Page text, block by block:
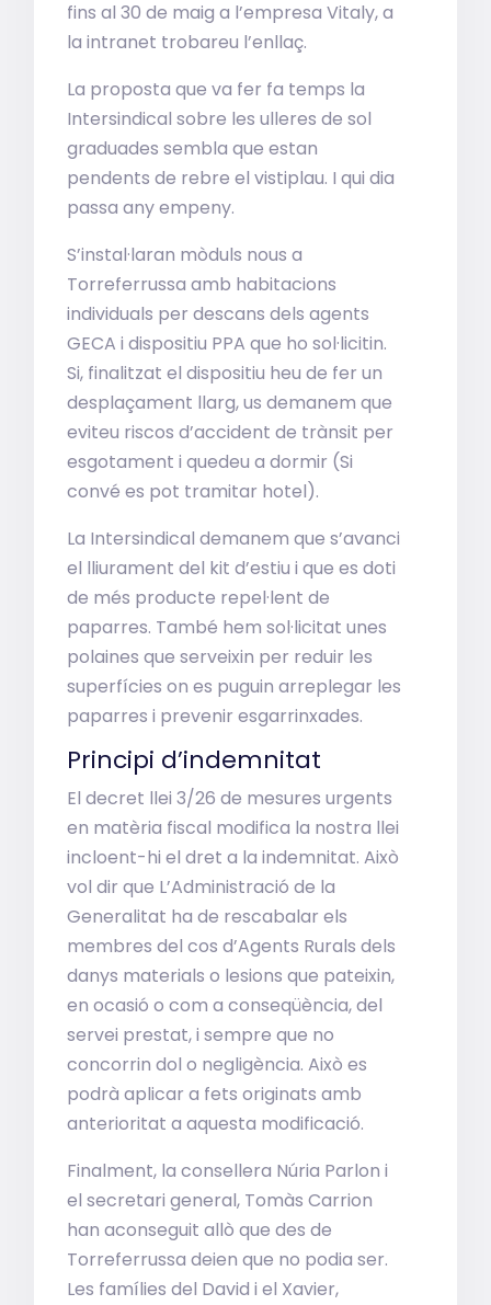
fins al 30 de maig a l’empresa Vitaly, a
la intranet trobareu l’enllaç.
La proposta que va fer fa temps la
Intersindical sobre les ulleres de sol
graduades sembla que estan
pendents de rebre el vistiplau. I qui dia
passa any empeny.
S’instal·laran mòduls nous a
Torreferrussa amb habitacions
individuals per descans dels agents
GECA i dispositiu PPA que ho sol·licitin.
Si, finalitzat el dispositiu heu de fer un
desplaçament llarg, us demanem que
eviteu riscos d’accident de trànsit per
esgotament i quedeu a dormir (Si
convé es pot tramitar hotel).
La Intersindical demanem que s’avanci
el lliurament del kit d’estiu i que es doti
de més producte repel·lent de
paparres. També hem sol·licitat unes
polaines que serveixin per reduir les
superfícies on es puguin arreplegar les
paparres i prevenir esgarrinxades.
Principi d’indemnitat
El decret llei 3/26 de mesures urgents
en matèria fiscal modifica la nostra llei
incloent-hi el dret a la indemnitat. Això
vol dir que L’Administració de la
Generalitat ha de rescabalar els
membres del cos d’Agents Rurals dels
danys materials o lesions que pateixin,
en ocasió o com a conseqüència, del
servei prestat, i sempre que no
concorrin dol o negligència. Això es
podrà aplicar a fets originats amb
anterioritat a aquesta modificació.
Finalment, la consellera Núria Parlon i
el secretari general, Tomàs Carrion
han aconseguit allò que des de
Torreferrussa deien que no podia ser.
Les famílies del David i el Xavier,